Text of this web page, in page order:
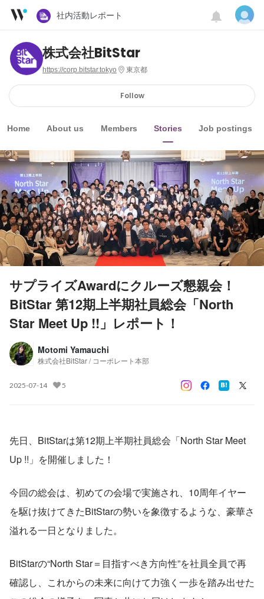
社内活動レポート
株式会社BitStar
https://corp.bitstar.tokyo 東京都
Follow
Home About us Members Stories Job postings
サプライズAwardにクルーズ懇親会！
BitStar 第12期上半期社員総会「North
Star Meet Up !!」レポート！
Motomi Yamauchi
株式会社BitStar / コーポレート本部
2025-07-14 5
先日、BitStarは第12期上半期社員総会「North Star Meet
Up !!」を開催しました！
今回の総会は、初めての会場で実施され、10周年イヤー
を駆け抜けてきたBitStarの勢いを象徴するような、豪華さ
溢れる一日となりました。
BitStarの“North Star＝目指すべき方向性”を社員全員で再
確認し、これからの未来に向けて力強く一歩を踏み出せた